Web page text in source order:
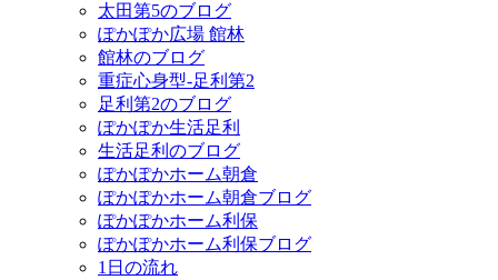
太田第5のブログ
ぽかぽか広場 館林
館林のブログ
重症心身型-足利第2
足利第2のブログ
ぽかぽか生活足利
生活足利のブログ
ぽかぽかホーム朝倉
ぽかぽかホーム朝倉ブログ
ぽかぽかホーム利保
ぽかぽかホーム利保ブログ
1日の流れ